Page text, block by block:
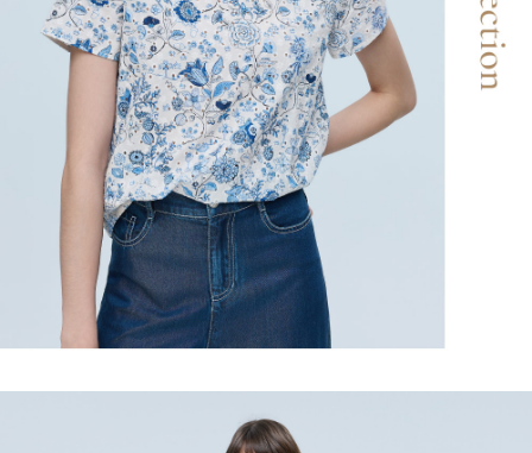
【注意事項】
１．透過由恩沛科技股份有限公司提供之「AFTEE先享後付」服務完成之交
易，需依本服務之必要範圍內提供個人資料，並將交易相關給付款項請求債
權轉讓予恩沛科技股份有限公司。
２．關於個人資料處理事宜，請瀏覽以下網址：
https://aftee.tw/terms/#terms3
３．未成年的使用者請事先徵得法定代理人或監護人之同意方可使用
「AFTEE先享後付」，若未經同意申辦者引起之損失，本公司不負相關責
４．使用「AFTEE先享後付」時，將依據個別帳號之用戶狀況，依本公司即
時審查核予不同之上限額度；若仍有額度不足之情形，本公司將視審查結果
請求用戶進行身份認證。
５．嚴禁一人註冊多個帳號或使用他人資訊註冊。若發現惡意使用之情形，
恩沛科技股份有限公司將有權停止該用戶之使用額度並採取法律行動。
付款後7-11取貨
每筆NT$120，滿NT$2,500(含以上)免運費
每筆NT$120，滿NT$2,500(含以上)免運費
宅配離島
每筆NT$120，滿NT$2,500(含以上)免運費
付款後門市自取
免運費
海外配送